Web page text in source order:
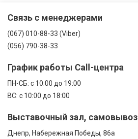
Связь с менеджерами
(067) 010-88-33 (Viber)
(056) 790-38-33
График работы Call-центра
ПН-CБ: с 10:00 до 19:00
ВС: с 10:00 до 18:00
Выставочный зал, самовывоз
Днепр, Набережная Победы, 86а